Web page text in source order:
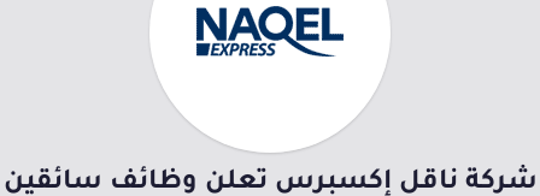
شركة ناقل إكسبرس تعلن وظائف سائقين